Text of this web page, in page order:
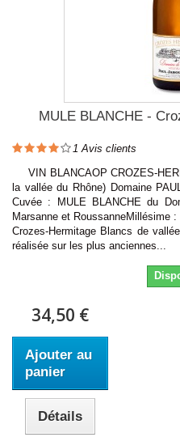
MULE BLANCHE -
1 Avis clients
VIN BLANCAOP CROZES-
la vallée du Rhône) Domaine
Cuvée : MULE BLANCHE du
Marsanne et RoussanneMillésime
Crozes-Hermitage Blancs de
réalisée sur les plus anciennes...
34,50 €
Ajouter au
panier
Détails